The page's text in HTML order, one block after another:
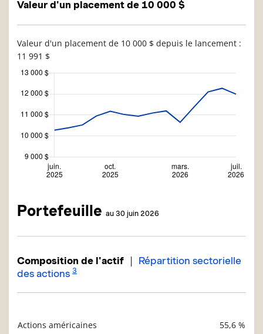
Valeur d'un placement de 10 000 $
Valeur d'un placement de 10 000 $ depuis le lancement :
11 991 $
Portefeuille au 30 juin 2026
Composition de l'actif | Répartition sectorielle
des actions 3
Actions américaines
55,6 %